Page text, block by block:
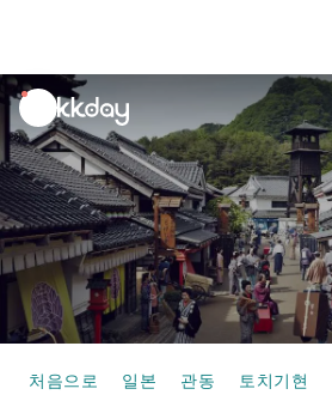
unread
notifications
처음으로 일본 관동 토치기현